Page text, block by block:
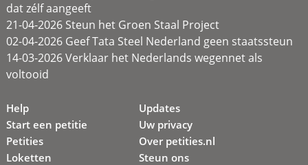
dat zélf aangeeft
21-04-2026 Steun het Groen Staal Project
02-04-2026 Geef Tata Steel Nederland geen staatssteun
14-03-2026 Verklaar het Nederlands wegennet als
voltooid
Help
Start een petitie
Petities
Loketten
Updates
Uw privacy
Over petities.nl
Steun ons